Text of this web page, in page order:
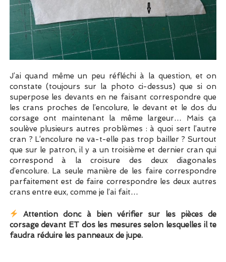
J’ai quand même un peu réfléchi à la question, et on
constate (toujours sur la photo ci-dessus) que si on
superpose les devants en ne faisant correspondre que
les crans proches de l’encolure, le devant et le dos du
corsage ont maintenant la même largeur… Mais ça
soulève plusieurs autres problèmes : à quoi sert l’autre
cran ? L’encolure ne va-t-elle pas trop bailler ? Surtout
que sur le patron, il y a un troisième et dernier cran qui
correspond à la croisure des deux diagonales
d’encolure. La seule manière de les faire correspondre
parfaitement est de faire correspondre les deux autres
crans entre eux, comme je l’ai fait…
Attention donc à bien vérifier sur les pièces de
corsage devant ET dos les mesures selon lesquelles il te
faudra réduire les panneaux de jupe.